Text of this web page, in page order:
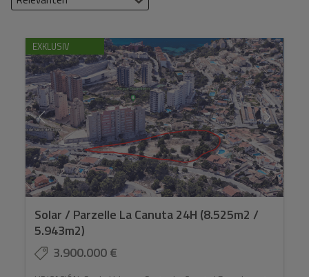
EXKLUSIV
Solar / Parzelle La Canuta 24H (8.525m2 /
5.943m2)
3.900.000 €